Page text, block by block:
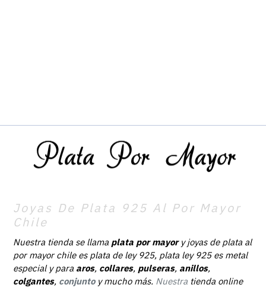
Joyas De Plata 925 Al Por Mayor
Chile
Nuestra tienda se llama plata por mayory joyas de plata al
por mayor chile es plata de ley 925, plata ley 925 es metal
especial y para aros, collares, pulseras, anillos,
colgantes, conjunto y mucho más. Nuestra tienda online